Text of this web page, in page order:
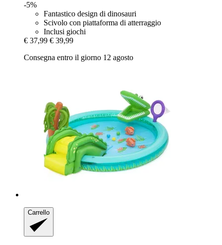
-5%
Fantastico design di dinosauri
Scivolo con piattaforma di atterraggio
Inclusi giochi
€ 37,99 € 39,99
Consegna entro il giorno 12 agosto
Carrello